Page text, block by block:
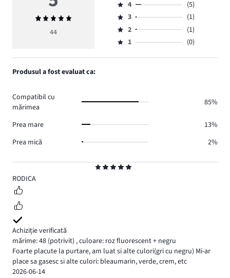
5
RODICA
Achiziție verificată
mărime: 48 (potrivit) ,culoare: roz fluorescent + negru
Foarte placute la purtare, am luat si alte culori(gri cu negru) Mi-ar
place sa gasesc si alte culori: bleaumarin, verde, crem, etc
2026-06-14
Evaluarea
medie
44
5,
numărul
de
voturi
37.
Evaluare
4,
numărul
de
5.
4
(5)
Evaluare
3,
numărul
3
(1)
Evaluare
2,
2
(1)
Evaluare
1,
1 (0)
Produsul a fost evaluat ca:
Compatibil cu
mărimea
85%
Prea mare
13%
Prea mică
2%